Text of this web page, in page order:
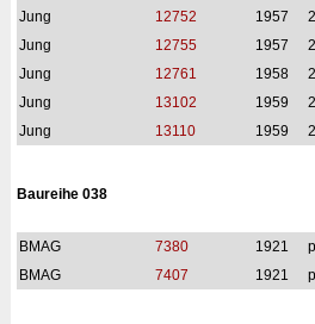
Jung
12752 1957
Jung
12755 1957
Jung
12761 1958
Jung
13102 1959
Jung
13110 1959
Baureihe 038
BMAG 7380 1921
BMAG
7407 1921